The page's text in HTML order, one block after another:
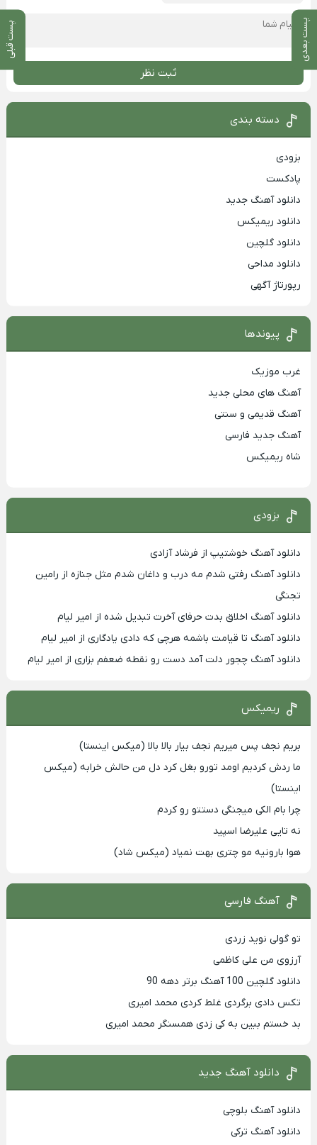
پست بعدی پست قبلی
ثبت نظر
دسته بندی
بزودی
پادکست
دانلود آهنگ جدید
دانلود ریمیکس
دانلود گلچین
دانلود مداحی
رپورتاژ آگهی
پیوندها
غرب موزیک
آهنگ های محلی جدید
آهنگ قدیمی و سنتی
آهنگ جدید فارسی
شاه ریمیکس
بزودی
دانلود آهنگ خوشتیپ از فرشاد آزادی
دانلود آهنگ رفتی شدم مه درب و داغان شدم مثل جنازه از رامین
تجنگی
دانلود آهنگ اخلاق بدت حرفای آخرت تبدیل شده از امیر لیام
دانلود آهنگ تا قیامت باشمه هرچی که دادی یادگاری از امیر لیام
دانلود آهنگ چجور دلت آمد دست رو نقطه ضعفم بزاری از امیر لیام
ریمیکس
بریم نجف پس میریم نجف بیار بالا بالا (میکس اینستا)
ما ردش کردیم اومد تورو بغل کرد دل من حالش خرابه (میکس
اینستا)
چرا بام الکی میجنگی دستتو رو کردم
نه تایی علیرضا اسپید
هوا بارونیه مو چتری بهت نمیاد (میکس شاد)
آهنگ فارسی
تو گولی نوید زردی
آرزوی من علی کاظمی
دانلود گلچین 100 آهنگ برتر دهه 90
تکس دادی برگردی غلط کردی محمد امیری
بد خستم ببین به کی زدی همسنگر محمد امیری
دانلود آهنگ جدید
دانلود آهنگ بلوچی
دانلود آهنگ ترکی